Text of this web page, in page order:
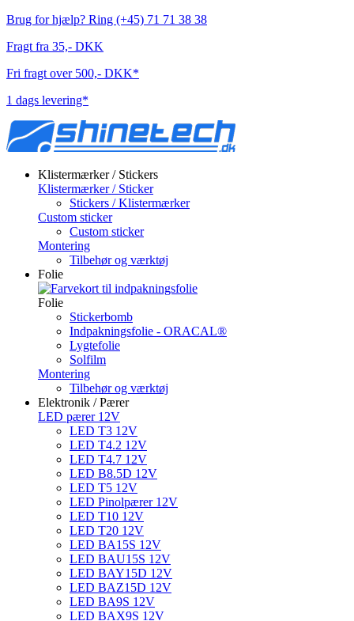
Brug for hjælp? Ring (+45) 71 71 38 38
Fragt fra 35,- DKK
Fri fragt over 500,- DKK*
1 dags levering*
Klistermærker / Stickers
Klistermærker / Sticker
Stickers / Klistermærker
Custom sticker
Custom sticker
Montering
Tilbehør og værktøj
Folie
Folie
Stickerbomb
Indpakningsfolie - ORACAL®
Lygtefolie
Solfilm
Montering
Tilbehør og værktøj
Elektronik / Pærer
LED pærer 12V
LED T3 12V
LED T4.2 12V
LED T4.7 12V
LED B8.5D 12V
LED T5 12V
LED Pinolpærer 12V
LED T10 12V
LED T20 12V
LED BA15S 12V
LED BAU15S 12V
LED BAY15D 12V
LED BAZ15D 12V
LED BA9S 12V
LED BAX9S 12V